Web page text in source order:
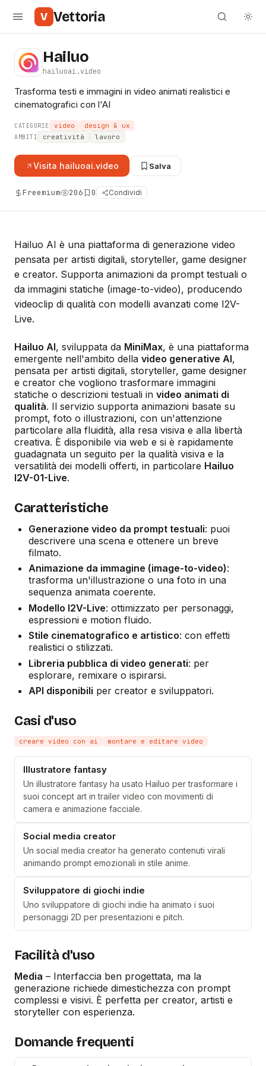
V Vettoria
Hailuo
hailuoai.video
Trasforma testi e immagini in video animati realistici e
cinematografici con l'AI
CATEGORIE video design & ux
AMBITI creatività lavoro
Visita hailuoai.video Salva
Freemium 206 0 Condividi
Hailuo AI è una piattaforma di generazione video
pensata per artisti digitali, storyteller, game designer
e creator. Supporta animazioni da prompt testuali o
da immagini statiche (image-to-video), producendo
videoclip di qualità con modelli avanzati come I2V-
Live.
Hailuo AI, sviluppata da MiniMax, è una piattaforma
emergente nell'ambito della video generative AI,
pensata per artisti digitali, storyteller, game designer
e creator che vogliono trasformare immagini
statiche o descrizioni testuali in video animati di
qualità. Il servizio supporta animazioni basate su
prompt, foto o illustrazioni, con un'attenzione
particolare alla fluidità, alla resa visiva e alla libertà
creativa. È disponibile via web e si è rapidamente
guadagnata un seguito per la qualità visiva e la
versatilità dei modelli offerti, in particolare Hailuo
I2V-01-Live.
Caratteristiche
Generazione video da prompt testuali: puoi
descrivere una scena e ottenere un breve
filmato.
Animazione da immagine (image-to-video):
trasforma un'illustrazione o una foto in una
sequenza animata coerente.
Modello I2V-Live: ottimizzato per personaggi,
espressioni e motion fluido.
Stile cinematografico e artistico: con effetti
realistici o stilizzati.
Libreria pubblica di video generati: per
esplorare, remixare o ispirarsi.
API disponibili per creator e sviluppatori.
Casi d'uso
creare video con ai montare e editare video
Illustratore fantasy
Un illustratore fantasy ha usato Hailuo per trasformare i
suoi concept art in trailer video con movimenti di
camera e animazione facciale.
Social media creator
Un social media creator ha generato contenuti virali
animando prompt emozionali in stile anime.
Sviluppatore di giochi indie
Uno sviluppatore di giochi indie ha animato i suoi
personaggi 2D per presentazioni e pitch.
Facilità d'uso
Media – Interfaccia ben progettata, ma la
generazione richiede dimestichezza con prompt
complessi e visivi. È perfetta per creator, artisti e
storyteller con esperienza.
Domande frequenti